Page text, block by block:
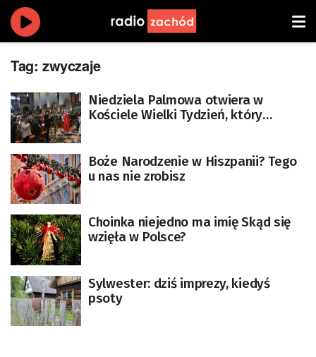
Tag: zwyczaje
Niedziela Palmowa otwiera w
Kościele Wielki Tydzień, który
Boże Narodzenie w Hiszpanii? Tego
u nas nie zrobisz
Choinka niejedno ma imię Skąd się
wzięła w Polsce?
Sylwester: dziś imprezy, kiedyś
psoty